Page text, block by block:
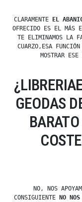
CLARAMENTE EL
OFRECIDO ES EL MÁS
TE ELIMINAMOS LA
CUARZO,ESA
MOSTRAR
GEODAS
NO, NOS
CONSIGUIENTE NO